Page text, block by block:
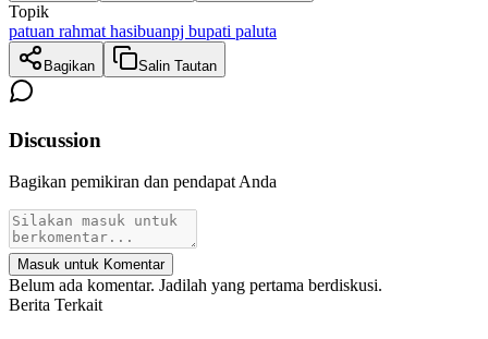
Topik
patuan rahmat hasibuanpj bupati paluta
Bagikan Salin Tautan
Discussion
Bagikan pemikiran dan pendapat Anda
Masuk untuk Komentar
Belum ada komentar. Jadilah yang pertama berdiskusi.
Berita Terkait